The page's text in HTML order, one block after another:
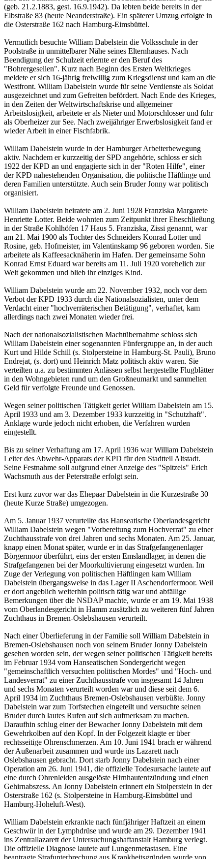
(geb. 21.2.1883, gest. 16.9.1942). Da lebten beide bereits in der
Elbstraße 83 (heute Neanderstraße). Ein späterer Umzug erfolgte in
die Osterstraße 162 nach Hamburg-Eimsbüttel.
Vermutlich besuchte William Dabelstein die Volksschule in der
Poolstraße in unmittelbarer Nähe seines Elternhauses. Nach
Beendigung der Schulzeit erlernte er den Beruf des
"Bohrergesellen". Kurz nach Beginn des Ersten Weltkrieges
meldete er sich 16-jährig freiwillig zum Kriegsdienst und kam an die
Westfront. William Dabelstein wurde für seine Verdienste als Soldat
ausgezeichnet und zum Gefreiten befördert. Nach Ende des Krieges,
in den Zeiten der Weltwirtschaftskrise und allgemeiner
Arbeitslosigkeit, arbeitete er als Nieter und Motorschlosser und fuhr
als Oberheizer zur See. Nach zweijähriger Erwerbslosigkeit fand er
wieder Arbeit in einer Fischfabrik.
William Dabelstein wurde in der Hamburger Arbeiterbewegung
aktiv. Nachdem er kurzzeitig der SPD angehörte, schloss er sich
1922 der KPD an und engagierte sich in der "Roten Hilfe", einer
der KPD nahestehenden Organisation, die politische Häftlinge und
deren Familien unterstützte. Auch sein Bruder Jonny war politisch
organisiert.
William Dabelstein heiratete am 2. Juni 1928 Franziska Margarete
Henriette Lotter. Beide wohnten zum Zeitpunkt ihrer Eheschließung
in der Straße Kohlhöfen 17 Haus 5. Franziska, Zissi genannt, war
am 21. Mai 1900 als Tochter des Schneiders Konrad Lotter und
Rosine, geb. Hofmeister, im Valentinskamp 96 geboren worden. Sie
arbeitete als Kaffeesacknäherin im Hafen. Der gemeinsame Sohn
Konrad Ernst Eduard war bereits am 11. Juli 1920 vorehelich zur
Welt gekommen und blieb ihr einziges Kind.
William Dabelstein wurde am 22. November 1932, noch vor dem
Verbot der KPD 1933 durch die Nationalsozialisten, unter dem
Verdacht einer "hochverräterischen Betätigung", verhaftet, kam
allerdings nach zwei Monaten wieder frei.
Nach der nationalsozialistischen Machtübernahme schloss sich
William Dabelstein einer sogenannten Fünfergruppe an, in der auch
Kurt und Hilde Schill (s. Stolpersteine in Hamburg-St. Pauli), Bruno
Endrejat, (s. dort) und Heinrich Matz politisch aktiv waren. Sie
verteilten u.a. zu bestimmten Anlässen selbst hergestellte Flugblätter
in den Wohngebieten rund um den Großneumarkt und sammelten
Geld für verfolgte Freunde und Genossen.
Wegen seiner politischen Tätigkeit geriet William Dabelstein am 15.
April 1933 und am 3. Dezember 1933 kurzzeitig in "Schutzhaft".
Anklage wurde jedoch nicht erhoben, die Verfahren wurden
eingestellt.
Bis zu seiner Verhaftung am 17. April 1936 war William Dabelstein
Leiter des Abwehr-Apparats der KPD für den Stadtteil Altstadt.
Seine Festnahme soll aufgrund einer Anzeige des "Spitzels" Erich
Wachsmuth aus der Peterstraße erfolgt sein.
Erst kurz zuvor war das Ehepaar Dabelstein in die Kurzestraße 30
(heute Kurze Straße) umgezogen.
Am 5. Januar 1937 verurteilte das Hanseatische Oberlandesgericht
William Dabelstein wegen "Vorbereitung zum Hochverrat" zu einer
Zuchthausstrafe von drei Jahren und sechs Monaten. Am 25. Januar,
knapp einen Monat später, wurde er in das Strafgefangenenlager
Börgermoor überführt, eins der ersten Emslandlager, in denen die
Strafgefangenen bei der Moorkultivierung eingesetzt wurden. Im
Zuge der Verlegung von politischen Häftlingen kam William
Dabelstein übergangsweise in das Lager II Aschendorfermoor. Weil
er dort angeblich weiterhin politisch tätig war und abfällige
Bemerkungen über die NSDAP machte, wurde er am 19. Mai 1938
vom Oberlandesgericht in Hamm zusätzlich zu weiteren fünf Jahren
Zuchthaus in Bremen-Oslebshausen verurteilt.
Nach einer Überlieferung in der Familie soll William Dabelstein in
Bremen-Oslebshausen noch von seinem Bruder Jonny Dabelstein
gesehen worden sein, der wegen seiner politischen Tätigkeit bereits
im Februar 1934 vom Hanseatischen Sondergericht wegen
"gemeinschaftlich versuchten politischen Mordes" und "Hoch- und
Landesverrat" zu einer Zuchthausstrafe von insgesamt 14 Jahren
und sechs Monaten verurteilt worden war und diese seit dem 6.
April 1934 im Zuchthaus Bremen-Oslebshausen verbüßte. Jonny
Dabelstein war zum Torfstechen eingeteilt und versuchte seinen
Bruder durch lautes Rufen auf sich aufmerksam zu machen.
Daraufhin schlug einer der Bewacher Jonny Dabelstein mit dem
Gewehrkolben auf den Kopf. In der Folgezeit klagte er über
rechtsseitige Ohrenschmerzen. Am 10. Juni 1941 brach er während
der Außenarbeit zusammen und wurde ins Lazarett nach
Oslebshausen gebracht. Dort starb Jonny Dabelstein nach einer
Operation am 26. Juni 1941, die offizielle Todesursache lautete auf
eine durch Ohrenleiden ausgelöste Hirnhautentzündung und einen
Gehirnabszess. An Jonny Dabelstein erinnert ein Stolperstein in der
Osterstraße 162 (s. Stolpersteine in Hamburg-Eimsbüttel und
Hamburg-Hoheluft-West).
William Dabelstein erkrankte nach fünfjähriger Haftzeit an einem
Geschwür in der Lymphdrüse und wurde am 29. Dezember 1941
ins Zentrallazarett der Untersuchungshaftanstalt Hamburg verlegt.
Die offizielle Diagnose lautete auf Lungenmetastasen. Eine
beantragte Strafunterbrechung aus Krankheitsgründen wurde von